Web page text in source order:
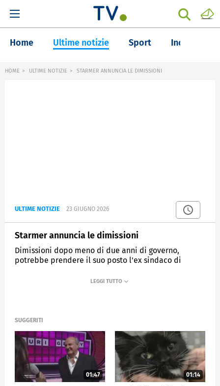
Home Ultime notizie Sport Inchieste
HOME ULTIME NOTIZIE STARMER ANNUNCIA LE DIMISSIONI
ULTIME NOTIZIE 23 GIUGNO 2026
Starmer annuncia le dimissioni
Dimissioni dopo meno di due anni di governo,
potrebbe prendere il suo posto l'ex sindaco di
SUGGERITI
01:47 01:14